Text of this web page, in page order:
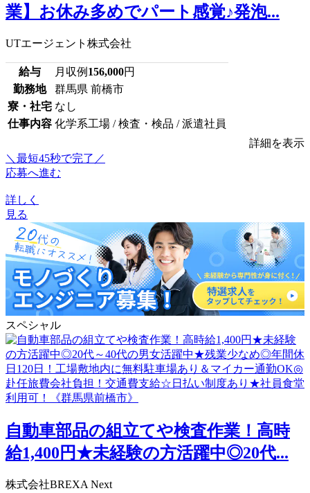
業】お休み多めでパート感覚♪発泡...
UTエージェント株式会社
給与 月収例 156,000円
勤務地
群馬県 前橋市
寮・社宅 なし
仕事内容 化学系工場 / 検査・検品 / 派遣社員
詳細を表示
＼最短45秒で完了／
応募へ進む
詳しく
見る
スペシャル
自動車部品の組立てや検査作業！高時
給1,400円★未経験の方活躍中◎20代...
株式会社BREXA Next